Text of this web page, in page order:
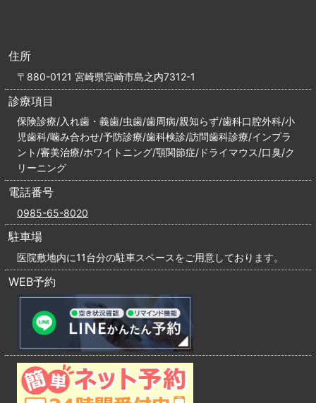
住所
〒880-0121 宮崎県宮崎市島之内7312-1
診療項目
保険診療/入れ歯・義歯/虫歯/歯周病/親知らず/歯科口腔外科/小
児歯科/噛み合わせ/予防診療/歯科検診/訪問歯科診療/インプラ
ント/審美治療/ホワイトニング/顎関節症/ドライマウス/口臭/ク
リーニング
電話番号
0985-65-8020
駐車場
医院敷地内に11台分の駐車スペースをご用意しております。
WEB予約